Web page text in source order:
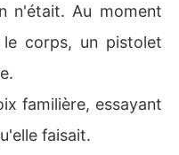
n'était. Au moment
corps, un pistolet
familière, essayant
faisait.